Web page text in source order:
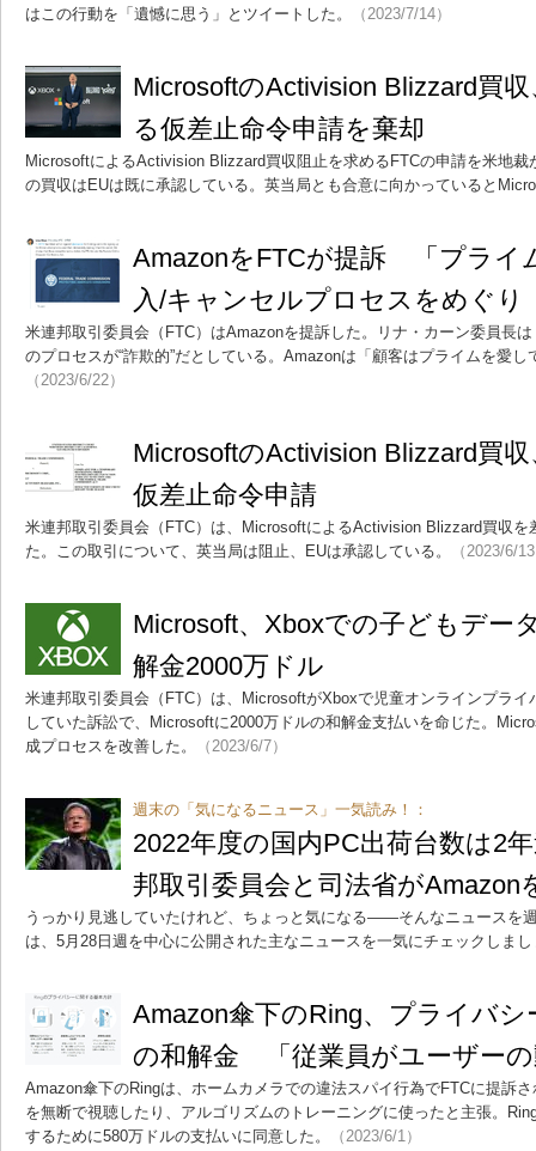
はこの行動を「遺憾に思う」とツイートした。
（2023/7/14）
MicrosoftのActivision Blizzard買
る仮差止命令申請を棄却
MicrosoftによるActivision Blizzard買収阻止を求めるFTCの申請を米地
の買収はEUは既に承認している。英当局とも合意に向かっていると
AmazonをFTCが提訴 「プライ
入/キャンセルプロセスをめぐり
米連邦取引委員会（FTC）はAmazonを提訴した。リナ・カーン委員長
のプロセスが“詐欺的”だとしている。Amazonは「顧客はプライムを愛
（2023/6/22）
MicrosoftのActivision Blizzard買
仮差止命令申請
米連邦取引委員会（FTC）は、MicrosoftによるActivision Blizzard買収を
た。この取引について、英当局は阻止、EUは承認している。
（2023/6/
Microsoft、Xboxでの子どもデー
解金2000万ドル
米連邦取引委員会（FTC）は、MicrosoftがXboxで児童オンラインプラ
していた訴訟で、Microsoftに2000万ドルの和解金支払いを命じた。
成プロセスを改善した。
（2023/6/7）
週末の「気になるニュース」一気読み！：
2022年度の国内PC出荷台数は2
邦取引委員会と司法省がAmazon
うっかり見逃していたけれど、ちょっと気になる――そんなニュースを
は、5月28日週を中心に公開された主なニュースを一気にチェックしま
Amazon傘下のRing、プライバ
の和解金 「従業員がユーザーの
Amazon傘下のRingは、ホームカメラでの違法スパイ行為でFTCに提訴
を無断で視聴したり、アルゴリズムのトレーニングに使ったと主張。
するために580万ドルの支払いに同意した。
（2023/6/1）